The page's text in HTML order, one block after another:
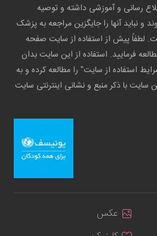
رسانی و آموزشی داشته و توصیه
نباید آنها را جایگزین مراجعه به پزشک
پیش از استفاده از سایت صفحه
فرمایید. استفاده از این سایت بدان
استفاده از سایت" را مطالعه کرده و به
سایت با ذکر منبع و نشانی اینترنتی سایت
عکس